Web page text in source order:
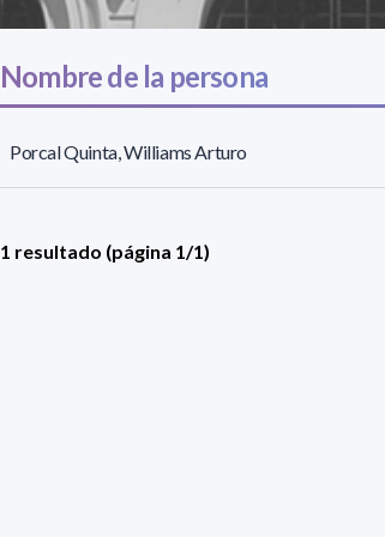
Nombre de la persona
Porcal Quinta, Williams Arturo
1 resultado (página 1/1)